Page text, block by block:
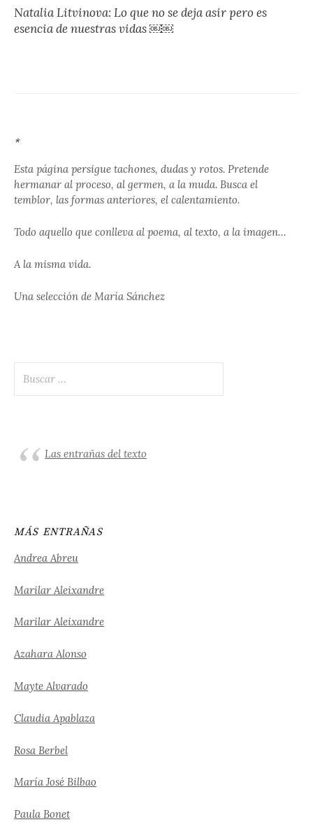
Natalia Litvinova: Lo que no se deja asir pero es
esencia de nuestras vidas ￼￼
*
Esta página persigue tachones, dudas y rotos. Pretende
hermanar al proceso, al germen, a la muda. Busca el
temblor, las formas anteriores, el calentamiento.
Todo aquello que conlleva al poema, al texto, a la imagen…
A la misma vida.
Una selección de María Sánchez
Las entrañas del texto
MÁS ENTRAÑAS
Andrea Abreu
Marilar Aleixandre
Marilar Aleixandre
Azahara Alonso
Mayte Alvarado
Claudia Apablaza
Rosa Berbel
María José Bilbao
Paula Bonet